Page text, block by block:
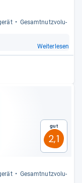
Gesamt­nutz­vo­lu­
Weiterlesen
Gut
2,1
Gesamt­nutz­vo­lu­